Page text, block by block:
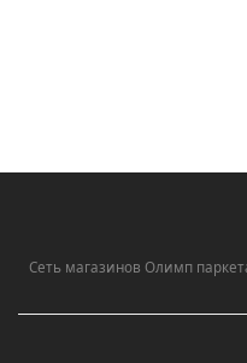
Сеть магазинов Олимп